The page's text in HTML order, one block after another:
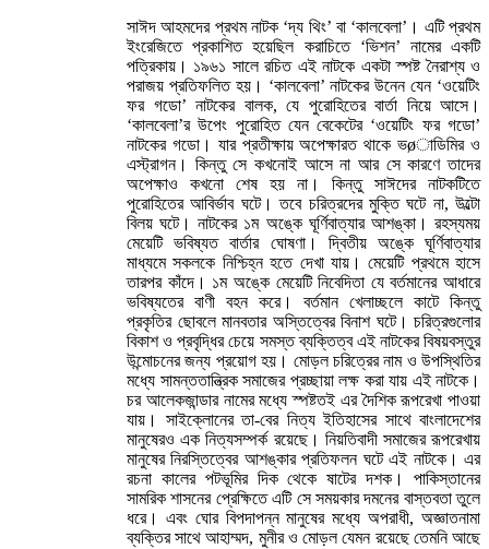
সাঈদ আহমদের প্রথম নাটক ‘দ্য থিং’ বা ‘কালবেলা’। এটি প্রথম
ইংরেজিতে প্রকাশিত হয়েছিল করাচিতে ‘ভিশন’ নামের একটি
পত্রিকায়। ১৯৬১ সালে রচিত এই নাটকে একটা স্পষ্ট নৈরাশ্য ও
পরাজয় প্রতিফলিত হয়। ‘কালবেলা’ নাটকের উনেন যেন ‘ওয়েটিং
ফর গডো’ নাটকের বালক, যে পুরোহিতের বার্তা নিয়ে আসে।
‘কালবেলা’র উপেং পুরোহিত যেন বেকেটের ‘ওয়েটিং ফর গডো’
নাটকের গডো। যার প্রতীক্ষায় অপেক্ষারত থাকে ভøাডিমির ও
এস্ট্রাগন। কিন্তু সে কখনোই আসে না আর সে কারণে তাদের
অপেক্ষাও কখনো শেষ হয় না। কিন্তু সাঈদের নাটকটিতে
পুরোহিতের আবির্ভাব ঘটে। তবে চরিত্রদের মুক্তি ঘটে না, উল্টো
বিলয় ঘটে। নাটকের ১ম অঙ্কে ঘূর্ণিবাত্যার আশঙ্কা। রহস্যময়
মেয়েটি ভবিষ্যত বার্তার ঘোষণা। দ্বিতীয় অঙ্কে ঘূর্ণিবাত্যার
মাধ্যমে সকলকে নিশ্চিহ্ন হতে দেখা যায়। মেয়েটি প্রথমে হাসে
তারপর কাঁদে। ১ম অঙ্কে মেয়েটি নিবেদিতা যে বর্তমানের আধারে
ভবিষ্যতের বাণী বহন করে। বর্তমান খেলাচ্ছলে কাটে কিন্তু
প্রকৃতির ছোবলে মানবতার অস্তিত্বের বিনাশ ঘটে। চরিত্রগুলোর
বিকাশ ও প্রবৃদ্ধির চেয়ে সমস্ত ব্যক্তিত্ব এই নাটকের বিষয়বস্তুর
উন্মোচনের জন্য প্রয়োগ হয়। মোড়ল চরিত্রের নাম ও উপস্থিতির
মধ্যে সামন্ততান্ত্রিক সমাজের প্রচ্ছায়া লক্ষ করা যায় এই নাটকে।
চর আলেকজান্ডার নামের মধ্যে স্পষ্টতই এর দৈশিক রূপরেখা পাওয়া
যায়। সাইক্লোনের তা-বের নিত্য ইতিহাসের সাথে বাংলাদেশের
মানুষেরও এক নিত্যসম্পর্ক রয়েছে। নিয়তিবাদী সমাজের রূপরেখায়
মানুষের নিরস্তিত্বের আশঙ্কার প্রতিফলন ঘটে এই নাটকে। এর
রচনা কালের পটভূমির দিক থেকে ষাটের দশক। পাকিস্তানের
সামরিক শাসনের প্রেক্ষিতে এটি সে সময়কার দমনের বাস্তবতা তুলে
ধরে। এবং ঘোর বিপদাপন্ন মানুষের মধ্যে অপরাধী, অজ্ঞাতনামা
ব্যক্তির সাথে আহাম্মদ, মুনীর ও মোড়ল যেমন রয়েছে তেমনি আছে